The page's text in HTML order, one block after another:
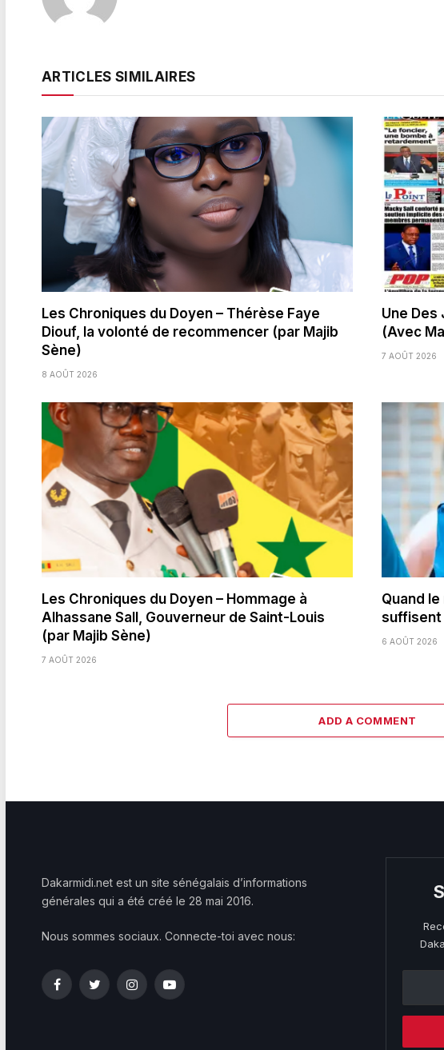
ARTICLES SIMILAIRES
Les Chroniques du Doyen – Thérèse Faye
Diouf, la volonté de recommencer (par Majib
Sène)
8 AOÛT 2026
Une Des
(Avec
7 AOÛT 2026
Les Chroniques du Doyen – Hommage à
Alhassane Sall, Gouverneur de Saint-Louis
(par Majib Sène)
7 AOÛT 2026
Quand
suffisent
6 AOÛT 2026
ADD A COMMENT
Dakarmidi.net est un site sénégalais d’informations
générales qui a été créé le 28 mai 2016.
Nous sommes sociaux. Connecte-toi avec nous:
FacebookTwitterInstagramYouTube